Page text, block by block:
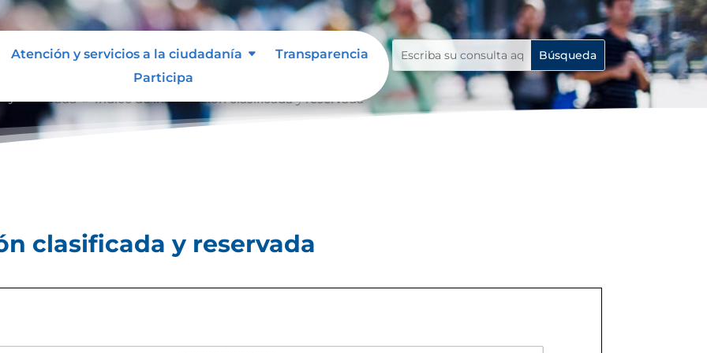
Atención y servicios a la ciudadanía
Transparencia
Participa
reservada Índice de información clasificada y reservada
clasificada y reservada